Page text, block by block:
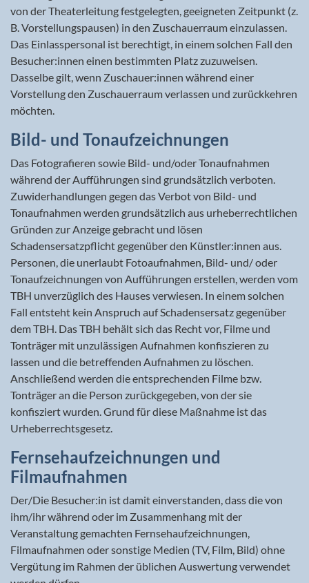
von der Theaterleitung festgelegten, geeigneten Zeitpunkt (z.
B. Vorstellungspausen) in den Zuschauerraum einzulassen.
Das Einlasspersonal ist berechtigt, in einem solchen Fall den
Besucher:innen einen bestimmten Platz zuzuweisen.
Dasselbe gilt, wenn Zuschauer:innen während einer
Vorstellung den Zuschauerraum verlassen und zurückkehren
möchten.
Bild- und Tonaufzeichnungen
Das Fotografieren sowie Bild- und/oder Tonaufnahmen
während der Aufführungen sind grundsätzlich verboten.
Zuwiderhandlungen gegen das Verbot von Bild- und
Tonaufnahmen werden grundsätzlich aus urheberrechtlichen
Gründen zur Anzeige gebracht und lösen
Schadensersatzpflicht gegenüber den Künstler:innen aus.
Personen, die unerlaubt Fotoaufnahmen, Bild- und/ oder
Tonaufzeichnungen von Aufführungen erstellen, werden vom
TBH unverzüglich des Hauses verwiesen. In einem solchen
Fall entsteht kein Anspruch auf Schadensersatz gegenüber
dem TBH. Das TBH behält sich das Recht vor, Filme und
Tonträger mit unzulässigen Aufnahmen konfiszieren zu
lassen und die betreffenden Aufnahmen zu löschen.
Anschließend werden die entsprechenden Filme bzw.
Tonträger an die Person zurückgegeben, von der sie
konfisziert wurden. Grund für diese Maßnahme ist das
Urheberrechtsgesetz.
Fernsehaufzeichnungen und
Filmaufnahmen
Der/Die Besucher:in ist damit einverstanden, dass die von
ihm/ihr während oder im Zusammenhang mit der
Veranstaltung gemachten Fernsehaufzeichnungen,
Filmaufnahmen oder sonstige Medien (TV, Film, Bild) ohne
Vergütung im Rahmen der üblichen Auswertung verwendet